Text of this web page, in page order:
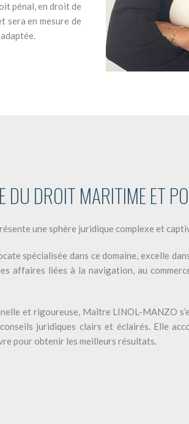
pénal, en droit de
sera en mesure de
DU DROIT MARITIME ET
une sphère juridique complexe et
spécialisée dans ce domaine, excelle
affaires liées à la navigation, au
et rigoureuse, Maître LINOL-MANZO
juridiques clairs et éclairés. Elle
pour obtenir les meilleurs résultats.